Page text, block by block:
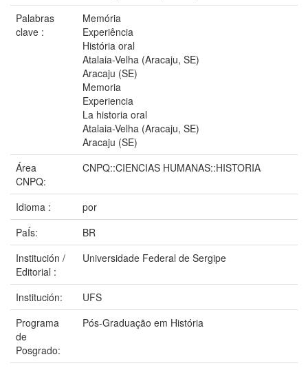
Palabras
clave :
Memória
Experiência
História oral
Atalaia-Velha (Aracaju, SE)
Aracaju (SE)
Memoria
Experiencia
La historia oral
Atalaia-Velha (Aracaju, SE)
Aracaju (SE)
Área
CNPQ:
CNPQ::CIENCIAS HUMANAS::HISTORIA
Idioma :
por
PaÍs:
BR
Institución /
Editorial :
Universidade Federal de Sergipe
Institución:
UFS
Programa
de
Posgrado:
Pós-Graduação em História